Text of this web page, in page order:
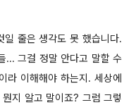
줄은 생각도 못 했습니다.
... 그걸 정말 안다고 말할 수
라 이해해야 하는지. 세상에
지 알고 말이죠? 그럼 그렇